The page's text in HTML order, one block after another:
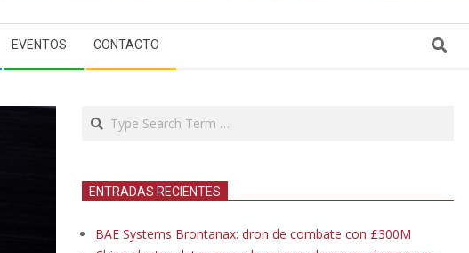
EVENTOS CONTACTO Search
Search
ENTRADAS RECIENTES
BAE Systems Brontanax: dron de combate con £300M